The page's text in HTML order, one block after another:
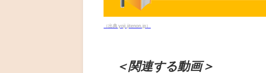
（出典 yoji.jitenon.jp）
＜関連する動画＞